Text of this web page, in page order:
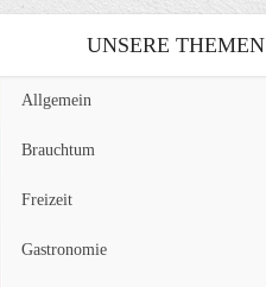
UNSERE THEMEN
Allgemein
Brauchtum
Freizeit
Gastronomie